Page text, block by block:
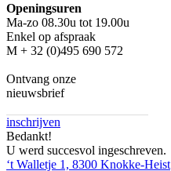
Openingsuren
Ma-zo 08.30u tot 19.00u
Enkel op afspraak
M + 32 (0)495 690 572
Ontvang onze
nieuwsbrief
inschrijven
Bedankt!
U werd succesvol ingeschreven.
‘t Walletje 1, 8300 Knokke-Heist